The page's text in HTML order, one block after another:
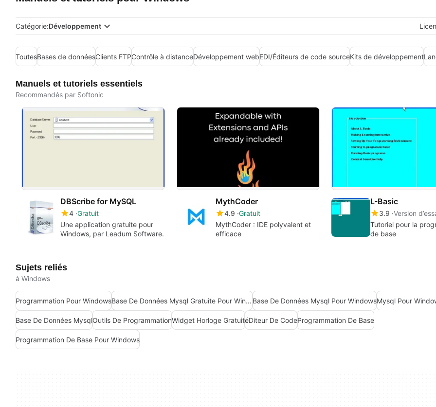
Catégorie:Développement
ToutesBases de donnéesClients FTPContrôle à distanceDéveloppement webEDI/Éditeurs de code sourceKits de développement
Manuels et tutoriels essentiels
Recommandés par Softonic
DBScribe for MySQL
4 Gratuit
Une application gratuite pour
Windows, par Leadum Software.
MythCoder
4.9 Gratuit
MythCoder : IDE polyvalent et
efficace
L-Basic
3.9 Version
Tutoriel pour la
de base
Sujets reliés
à Windows
Programmation Pour Windows Base De Données Mysql Gratuite Pour Windows Base De Données Mysql Pour WindowsMysql Pour
Base De Données MysqlOutils De ProgrammationWidget Horloge GratuitéDiteur De CodeProgrammation De Base
Programmation De Base Pour Windows